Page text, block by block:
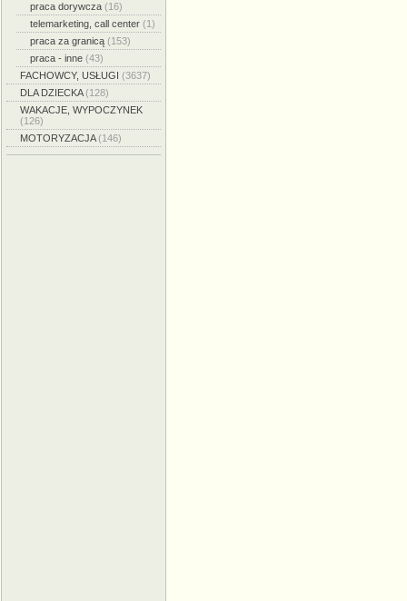
praca dorywcza (16)
telemarketing, call center (1)
praca za granicą (153)
praca - inne (43)
FACHOWCY, USŁUGI (3637)
DLA DZIECKA(128)
WAKACJE, WYPOCZYNEK
(126)
MOTORYZACJA(146)